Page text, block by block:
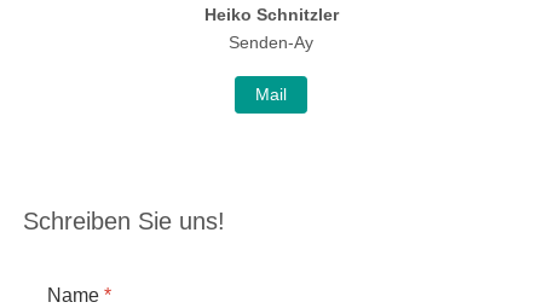
Heiko Schnitzler
Senden-Ay
Mail
Schreiben Sie uns!
Name*